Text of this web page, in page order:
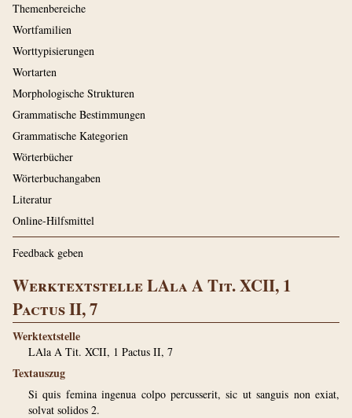
Themenbereiche
Wortfamilien
Worttypisierungen
Wortarten
Morphologische Strukturen
Grammatische Bestimmungen
Grammatische Kategorien
Wörterbücher
Wörterbuchangaben
Literatur
Online-Hilfsmittel
Feedback geben
Werktextstelle LAla A Tit. XCII, 1
Pactus II, 7
Werktextstelle
LAla A Tit. XCII, 1 Pactus II, 7
Textauszug
Si quis femina ingenua colpo percusserit, sic ut sanguis non exiat,
solvat solidos 2.